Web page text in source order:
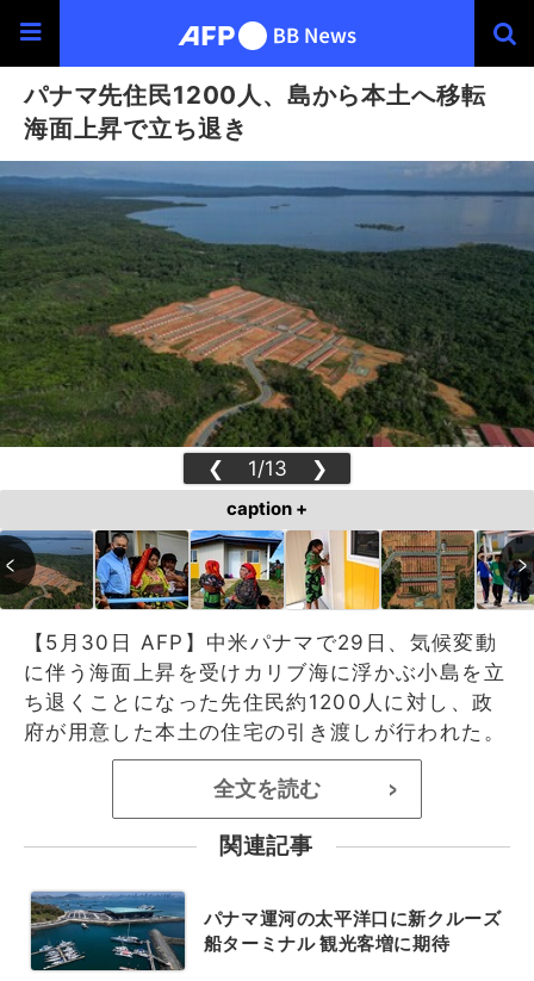
パナマ先住民1200人、島から本土へ移転
海面上昇で立ち退き
❮ 1/13 ❯
caption +
【5月30日 AFP】中米パナマで29日、気候変動
に伴う海面上昇を受けカリブ海に浮かぶ小島を立
ち退くことになった先住民約1200人に対し、政
府が用意した本土の住宅の引き渡しが行われた。
全文を読む >
関連記事
パナマ運河の太平洋口に新クルーズ
船ターミナル 観光客増に期待